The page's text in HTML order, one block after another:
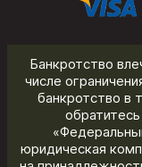
Банкротство
числе
банкротство в
юридическая